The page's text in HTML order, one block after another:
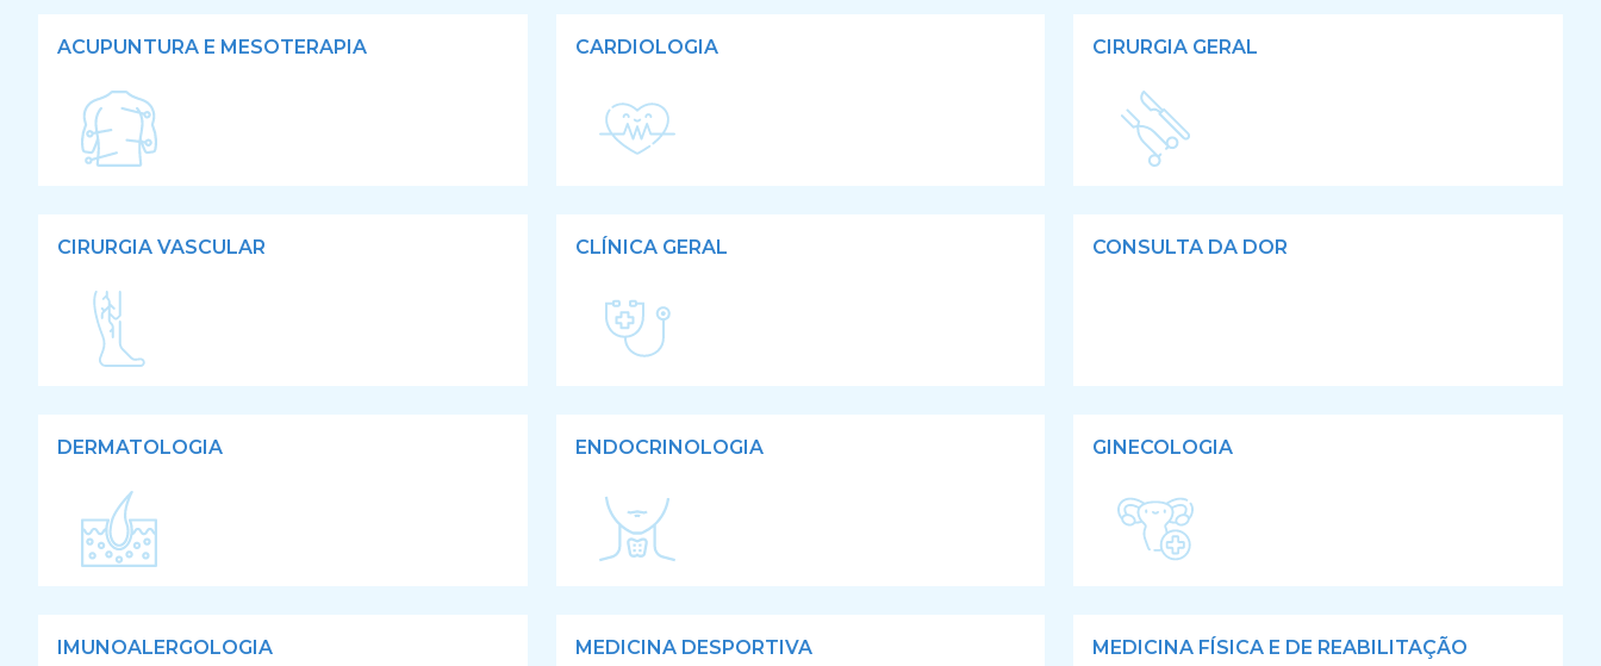
ACUPUNTURA E MESOTERAPIA CARDIOLOGIA CIRURGIA GERAL
CIRURGIA VASCULAR CLÍNICA GERAL CONSULTA DA DOR
DERMATOLOGIA ENDOCRINOLOGIA GINECOLOGIA
IMUNOALERGOLOGIA MEDICINA DESPORTIVA MEDICINA FÍSICA E DE REABILITAÇÃO